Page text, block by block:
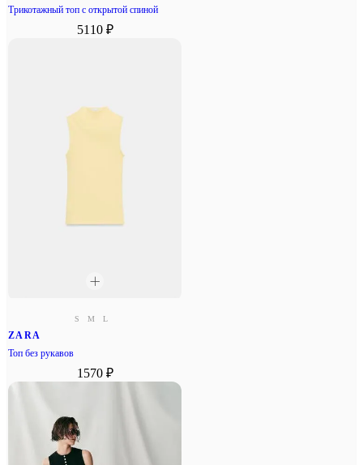
Трикотажный топ с открытой спиной
5110 ₽
S M L
ZARA
Топ без рукавов
1570 ₽